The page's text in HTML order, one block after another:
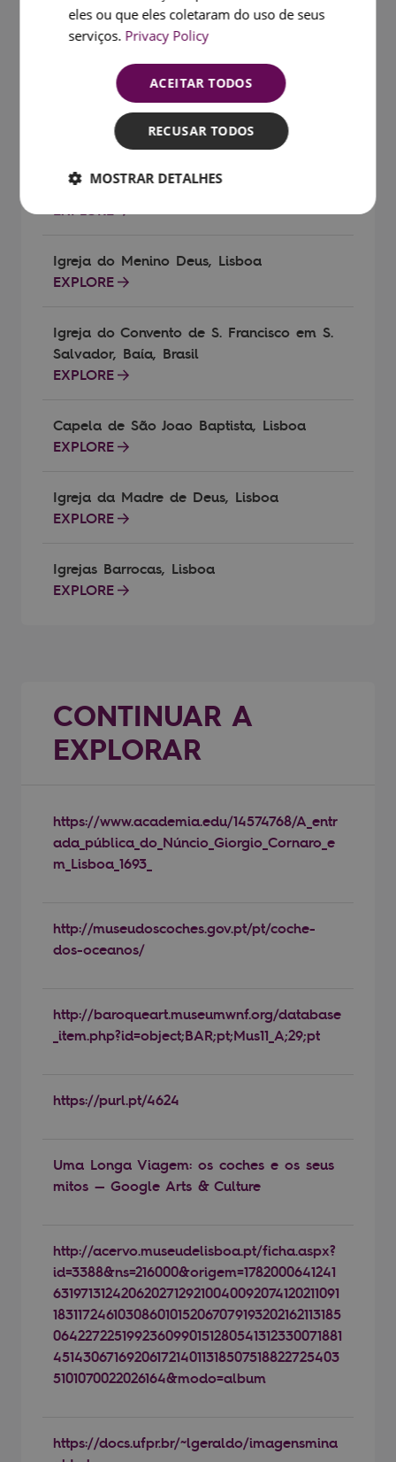
Museu Casa da Moeda, Lisboa
EXPLORE
Museu do Azulejo, Lisboa
Igreja dos Paulistas (Igreja dos Eremitas
de S. Paulo), Lisboa
EXPLORE
Igreja do Menino Deus, Lisboa
EXPLORE
Igreja do Convento de S. Francisco em S.
Salvador, Baía, Brasil
EXPLORE
Capela de São Joao Baptista, Lisboa
EXPLORE
Igreja da Madre de Deus, Lisboa
EXPLORE
Igrejas Barrocas, Lisboa
EXPLORE
CONTINUAR A
EXPLORAR
https://www.academia.edu/14574768/A_entr
ada_pública_do_Núncio_Giorgio_Cornaro_e
m_Lisboa_1693_
http://museudoscoches.gov.pt/pt/coche-
dos-oceanos/
http://baroqueart.museumwnf.org/database
_item.php?id=object;BAR;pt;Mus11_A;29;pt
https://purl.pt/4624
Uma Longa Viagem: os coches e os seus
mitos — Google Arts & Culture
http://acervo.museudelisboa.pt/ficha.aspx?
id=3388&ns=216000&origem=1782000641241
63197131242062027129210040092074120211091
183117246103086010152067079193202162113185
0642272251992360990151280541312330071881
4514306716920617214011318507518822725403
5101070022026164&modo=album
https://docs.ufpr.br/~lgeraldo/imagensmina
eles ou que eles coletaram do uso de seus
serviços. Privacy Policy
ACEITAR TODOS
RECUSAR TODOS
MOSTRAR DETALHES